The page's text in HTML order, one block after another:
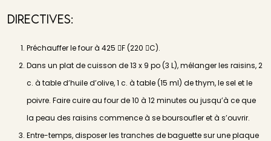
Directives:
Préchauffer le four à 425 F (220 C).
Dans un plat de cuisson de 13 x 9 po (3 L), mélanger les raisins, 2
c. à table d’huile d’olive, 1 c. à table (15 ml) de thym, le sel et le
poivre. Faire cuire au four de 10 à 12 minutes ou jusqu’à ce que
la peau des raisins commence à se boursoufler et à s’ouvrir.
Entre-temps, disposer les tranches de baguette sur une plaque